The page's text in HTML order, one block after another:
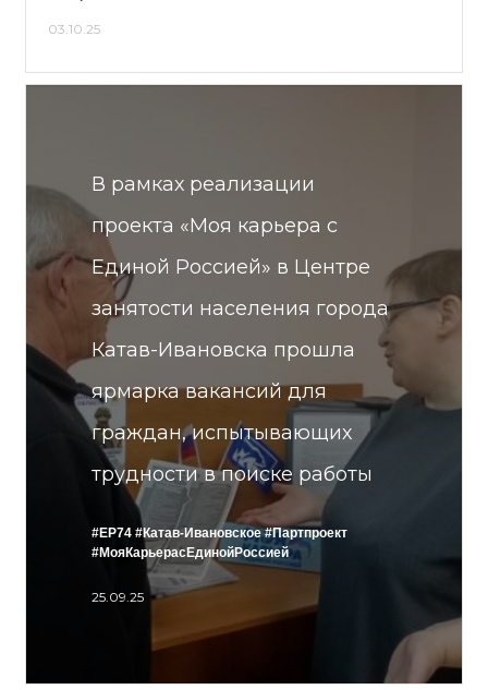
03.10.25
В рамках реализации
проекта «Моя карьера с
Единой Россией» в Центре
занятости населения города
Катав-Ивановска прошла
ярмарка вакансий для
граждан, испытывающих
трудности в поиске работы
#ЕР74 #Катав-Ивановское #Партпроект
#МояКарьерасЕдинойРоссией
25.09.25